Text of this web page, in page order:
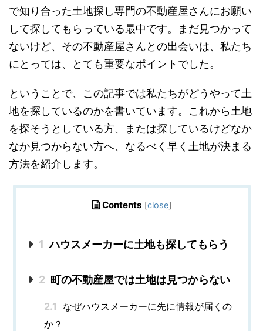
で知り合った土地探し専門の不動産屋さんにお願い
して探してもらっている最中です。まだ見つかって
ないけど、その不動産屋さんとの出会いは、私たち
にとっては、とても重要なポイントでした。
ということで、この記事では私たちがどうやって土
地を探しているのかを書いています。これから土地
を探そうとしている方、または探しているけどなか
なか見つからない方へ、 なるべく早く土地が決まる
方法を紹介します。
Contents [close]
1 ハウスメーカーに土地も探してもらう
2 町の不動産屋では土地は見つからない
2.1
なぜハウスメーカーに先に情報が届くの
か？